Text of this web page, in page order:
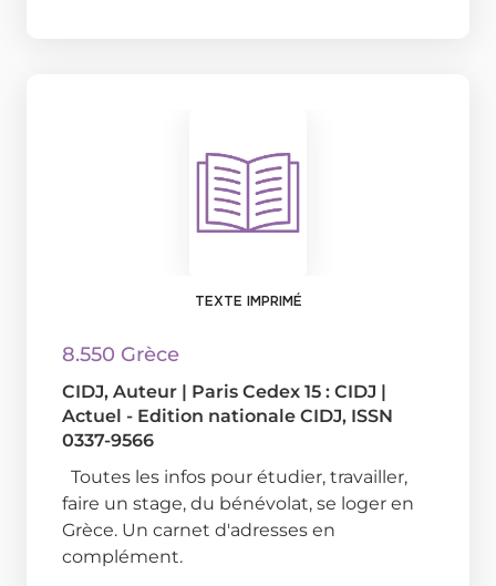
TEXTE IMPRIMÉ
8.550 Grèce
CIDJ, Auteur | Paris Cedex 15 : CIDJ |
Actuel - Edition nationale CIDJ, ISSN
0337-9566
Toutes les infos pour étudier, travailler,
faire un stage, du bénévolat, se loger en
Grèce. Un carnet d'adresses en
complément.